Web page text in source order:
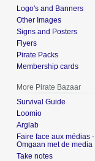
Logo's and Banners
Other Images
Signs and Posters
Flyers
Pirate Packs
Membership cards
More Pirate Bazaar
Survival Guide
Loomio
Arglab
Faire face aux médias -
Omgaan met de media
Take notes